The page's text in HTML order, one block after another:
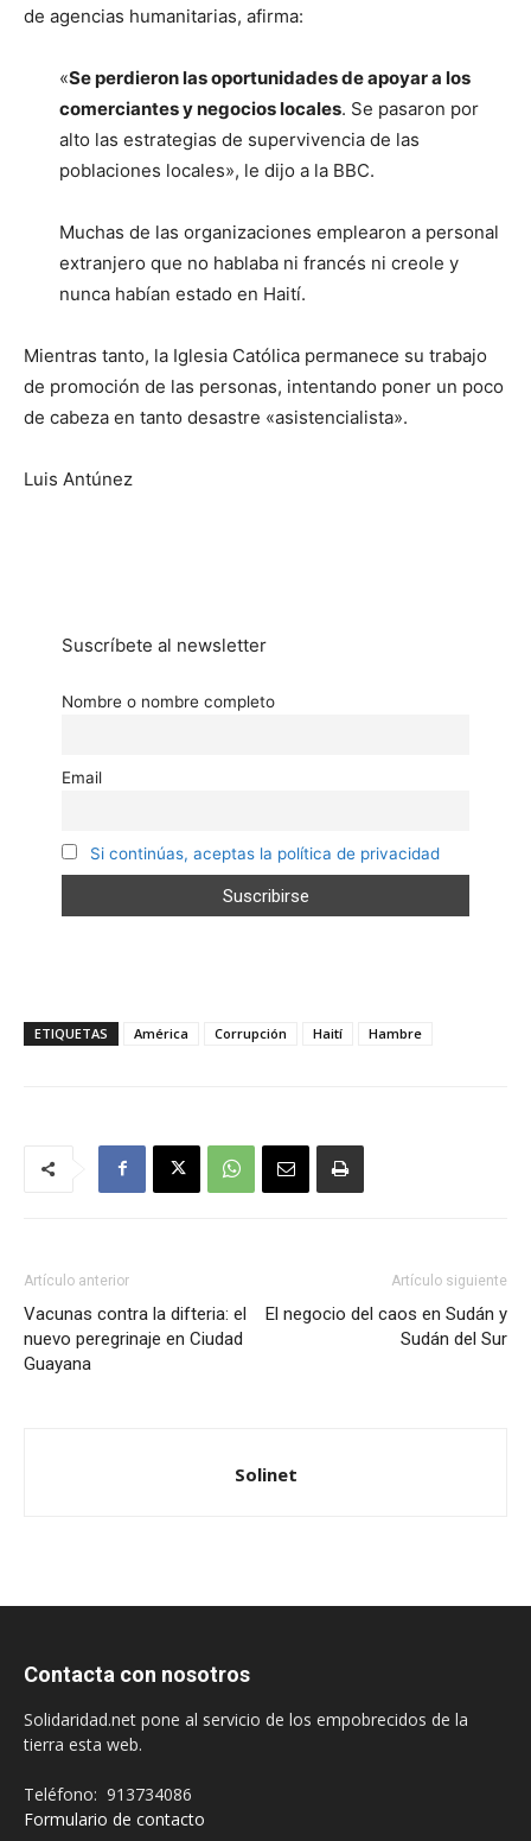
de agencias humanitarias, afirma:
«Se perdieron las oportunidades de apoyar a los
comerciantes y negocios locales. Se pasaron por
alto las estrategias de supervivencia de las
poblaciones locales», le dijo a la BBC.
Muchas de las organizaciones emplearon a personal
extranjero que no hablaba ni francés ni creole y
nunca habían estado en Haití.
Mientras tanto, la Iglesia Católica permanece su trabajo
de promoción de las personas, intentando poner un poco
de cabeza en tanto desastre «asistencialista».
Luis Antúnez
Suscríbete al newsletter
Nombre o nombre completo
Email
Si continúas, aceptas la política de privacidad
ETIQUETAS América Corrupción Haití Hambre
Artículo anterior
Vacunas contra la difteria: el
nuevo peregrinaje en Ciudad
Guayana
Artículo siguiente
El negocio del caos en Sudán y
Sudán del Sur
Solinet
Contacta con nosotros
Solidaridad.net pone al servicio de los empobrecidos de la
tierra esta web.
Teléfono: 913734086
Formulario de contacto